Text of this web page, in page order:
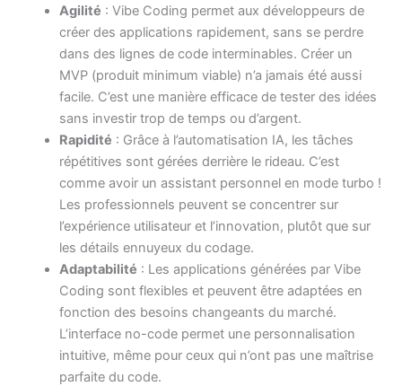
Agilité : Vibe Coding permet aux développeurs de
créer des applications rapidement, sans se perdre
dans des lignes de code interminables. Créer un
MVP (produit minimum viable) n’a jamais été aussi
facile. C’est une manière efficace de tester des idées
sans investir trop de temps ou d’argent.
Rapidité : Grâce à l’automatisation IA, les tâches
répétitives sont gérées derrière le rideau. C’est
comme avoir un assistant personnel en mode turbo !
Les professionnels peuvent se concentrer sur
l’expérience utilisateur et l’innovation, plutôt que sur
les détails ennuyeux du codage.
Adaptabilité : Les applications générées par Vibe
Coding sont flexibles et peuvent être adaptées en
fonction des besoins changeants du marché.
L’interface no-code permet une personnalisation
intuitive, même pour ceux qui n’ont pas une maîtrise
parfaite du code.